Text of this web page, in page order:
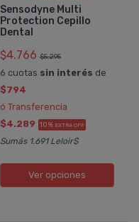
Sensodyne Multi
Protection Cepillo
Dental
$4.766 $5.295
6 cuotas sin interés de
$794
ó Transferencia
$4.289 10% EXTRA OFF
Sumás 1.691 Leloir$
Ver opciones